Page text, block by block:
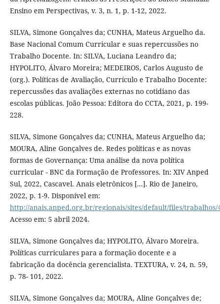
Ensino em Perspectivas, v. 3, n. 1, p. 1-12, 2022.
SILVA, Simone Gonçalves da; CUNHA, Mateus Arguelho da.
Base Nacional Comum Curricular e suas repercussões no
Trabalho Docente. In: SILVA, Luciana Leandro da;
HYPOLITO, Álvaro Moreira; MEDEIROS, Carlos Augusto de
(org.). Políticas de Avaliação, Currículo e Trabalho Docente:
repercussões das avaliações externas no cotidiano das
escolas públicas. João Pessoa: Editora do CCTA, 2021, p. 199-
228.
SILVA, Simone Gonçalves da; CUNHA, Mateus Arguelho da;
MOURA, Aline Gonçalves de. Redes políticas e as novas
formas de Governança: Uma análise da nova política
curricular - BNC da Formação de Professores. In: XIV Anped
Sul, 2022, Cascavel. Anais eletrônicos [...]. Rio de Janeiro,
2022, p. 1-9. Disponível em:
http://anais.anped.org.br/regionais/sites/default/files/trabalhos/
Acesso em: 5 abril 2024.
SILVA, Simone Gonçalves da; HYPOLITO, Álvaro Moreira.
Políticas curriculares para a formação docente e a
fabricação da docência gerencialista. TEXTURA, v. 24, n. 59,
p. 78- 101, 2022.
SILVA, Simone Gonçalves da; MOURA, Aline Gonçalves de;